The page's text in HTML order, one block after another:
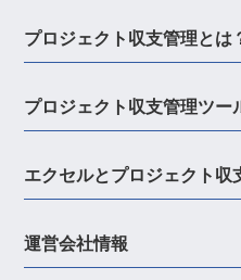
プロジェクト収支管理とは
プロジェクト収支管理ツー
エクセルとプロジェクト収
運営会社情報